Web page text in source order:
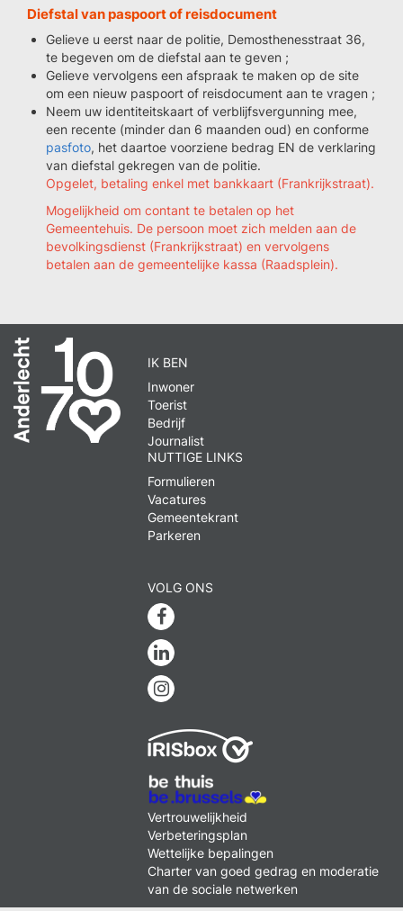
Diefstal van paspoort of reisdocument
Gelieve u eerst naar de politie, Demosthenesstraat 36,
te begeven om de diefstal aan te geven ;
Gelieve vervolgens een afspraak te maken op de site
om een nieuw paspoort of reisdocument aan te vragen ;
Neem uw identiteitskaart of verblijfsvergunning mee,
een recente (minder dan 6 maanden oud) en conforme
pasfoto, het daartoe voorziene bedrag EN de verklaring
van diefstal gekregen van de politie.
Opgelet, betaling enkel met bankkaart (Frankrijkstraat).
Mogelijkheid om contant te betalen op het
Gemeentehuis. De persoon moet zich melden aan de
bevolkingsdienst (Frankrijkstraat) en vervolgens
betalen aan de gemeentelijke kassa (Raadsplein).
IK BEN
Inwoner
Toerist
Bedrijf
Journalist
NUTTIGE LINKS
Formulieren
Vacatures
Gemeentekrant
Parkeren
VOLG ONS
Facebook
Linkedin
Instagram
MENU
FOOTER
LEGAL
Vertrouwelijkheid
Verbeteringsplan
Wettelijke bepalingen
Charter van goed gedrag en moderatie
van de sociale netwerken